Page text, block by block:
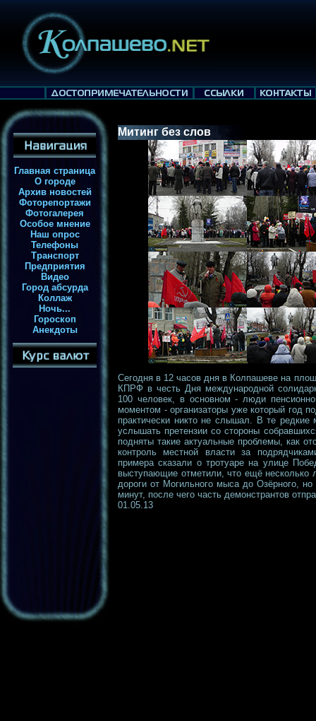
Главная страница
О городе
Архив новостей
Фоторепортажи
Фотогалерея
Особое мнение
Наш опрос
Телефоны
Транспорт
Предприятия
Видео
Город абсурда
Коллаж
Ночь...
Гороскоп
Анекдоты
Митинг без слов
Сегодня в 12 часов дня в Колпашеве на
КПРФ в честь Дня международной
100 человек, в основном - люди
моментом - организаторы уже который год
практически никто не слышал. В те
услышать претензии со стороны
подняты такие актуальные проблемы, как
контроль местной власти за
примера сказали о тротуаре на улице
выступающие отметили, что ещё несколько
дороги от Могильного мыса до Озёрного,
минут, после чего часть демонстрантов
01.05.13